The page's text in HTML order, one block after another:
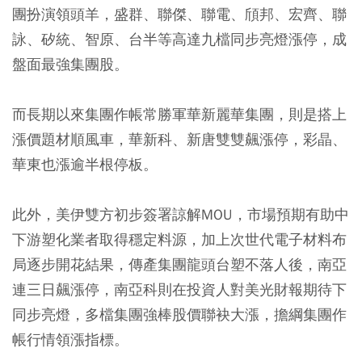
團扮演領頭羊，盛群、聯傑、聯電、頎邦、宏齊、聯
詠、矽統、智原、台半等高達九檔同步亮燈漲停，成
盤面最強集團股。
而長期以來集團作帳常勝軍華新麗華集團，則是搭上
漲價題材順風車，華新科、新唐雙雙飆漲停，彩晶、
華東也漲逾半根停板。
此外，美伊雙方初步簽署諒解MOU，市場預期有助中
下游塑化業者取得穩定料源，加上次世代電子材料布
局逐步開花結果，傳產集團龍頭台塑不落人後，南亞
連三日飆漲停，南亞科則在投資人對美光財報期待下
同步亮燈，多檔集團強棒股價聯袂大漲，擔綱集團作
帳行情領漲指標。